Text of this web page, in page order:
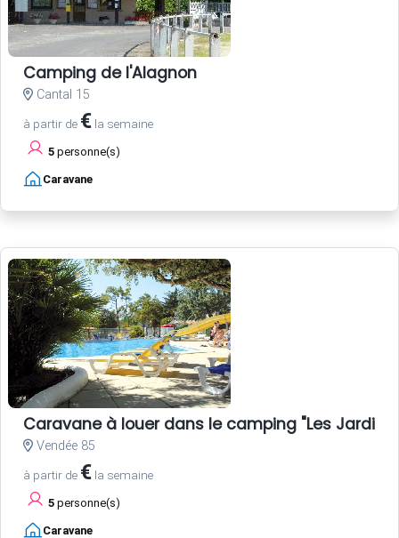
Camping de l'Alagnon
Cantal 15
à partir de € la semaine
5 personne(s)
Caravane
Caravane à louer dans le camping "Les
Vendée 85
à partir de € la semaine
5 personne(s)
Caravane